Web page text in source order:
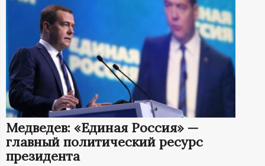
о
р
м
а
Медведев: «Единая Россия» —
главный политический ресурс
президента